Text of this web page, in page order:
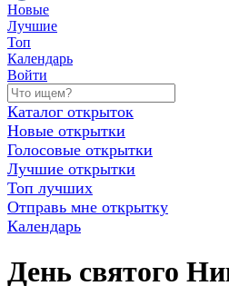
Новые
Лучшие
Топ
Календарь
Войти
Каталог открыток
Новые открытки
Голосовые открытки
Лучшие открытки
Топ лучших
Отправь мне открытку
Календарь
День святого